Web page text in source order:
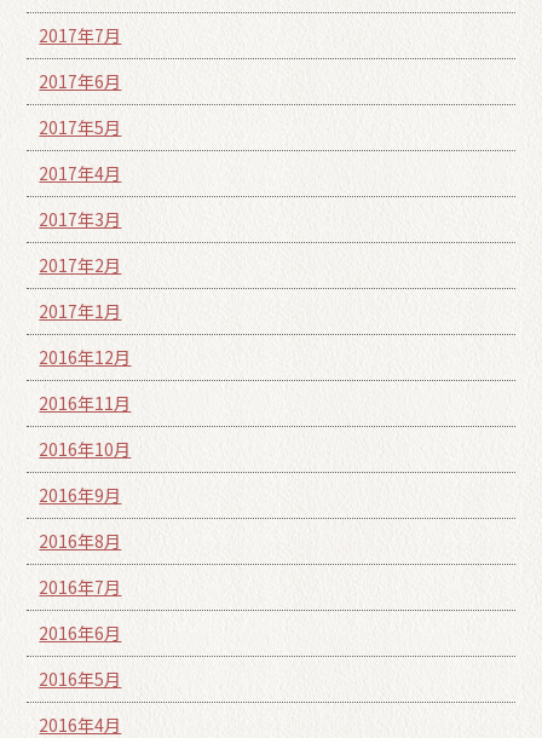
2017年7月
2017年6月
2017年5月
2017年4月
2017年3月
2017年2月
2017年1月
2016年12月
2016年11月
2016年10月
2016年9月
2016年8月
2016年7月
2016年6月
2016年5月
2016年4月